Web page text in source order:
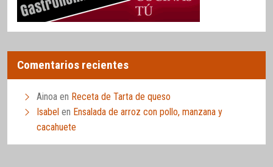
Comentarios recientes
Ainoa en Receta de Tarta de queso
Isabel en Ensalada de arroz con pollo, manzana y
cacahuete